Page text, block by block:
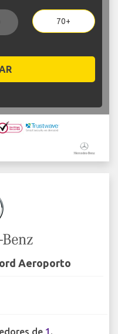
70+
Aeroporto
de 1 .